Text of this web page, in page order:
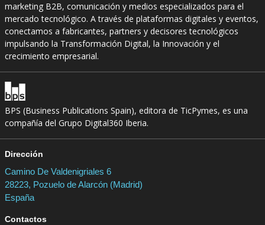
marketing B2B, comunicación y medios especializados para el
mercado tecnológico. A través de plataformas digitales y eventos,
conectamos a fabricantes, partners y decisores tecnológicos
impulsando la Transformación Digital, la Innovación y el
crecimiento empresarial.
BPS (Business Publications Spain), editora de TicPymes, es una
compañía del Grupo Digital360 Iberia.
Dirección
Camino De Valdenigriales 6
28223, Pozuelo de Alarcón (Madrid)
España
Contactos